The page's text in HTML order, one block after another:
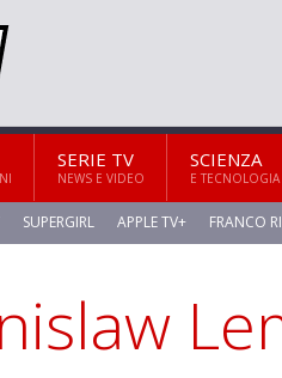
SERIE TV
NEWS E VIDEO
SCIENZA
E TECNOLOGIA
SUPERGIRL APPLE TV+ FRANCO